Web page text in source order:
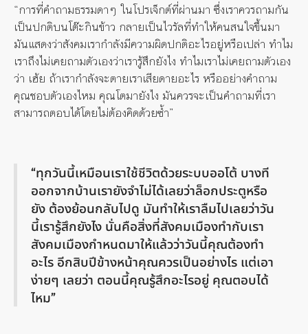
“การที่คำถามธรรมดาๆ ในโปรเจ็กต์ที่ผ่านมา ซึ่งเราควรถามกัน
เป็นปกติบนโต๊ะกินข้าว กลายเป็นไวรัลที่ทำให้คนสนใจขึ้นมา
มันแสดงว่าสังคมเรากำลังมีความผิดปกติอะไรอยู่หรือเปล่า ทำไม
เราถึงไม่เคยถามตัวเองว่าเรารู้สึกยังไง ทำไมเราไม่เคยถามตัวเอง
ว่า เฮ้ย ถ้าเรากำลังจะตายเราเสียดายอะไร หรืออย่างคำถาม
คุณชอบตัวเองไหม คุณโตมายังไง มันควรจะเป็นคำถามที่เรา
สามารถตอบได้โดยไม่ต้องคิดด้วยซ้ำ”
“ทุกวันนี้เหมือนเราใช้ชีวิตด้วยระบบออโต้ บางที
ออกจากบ้านเรายังจำไม่ได้เลยว่าล็อกประตูหรือ
ยัง ต้องย้อนกลับไปดู มันทำให้เราลืมไปเลยว่าวัน
นี้เรารู้สึกยังไง นั่นคือสิ่งที่สังคมเมืองทำกับเรา
สังคมเมืองกำหนดมาให้แล้วว่าวันนี้คุณต้องทำ
อะไร อีกสิบปีข้างหน้าคุณควรเป็นอย่างไร แต่เอา
ง่ายๆ เลยว่า ตอนนี้คุณรู้สึกอะไรอยู่ คุณตอบได้
ไหม”